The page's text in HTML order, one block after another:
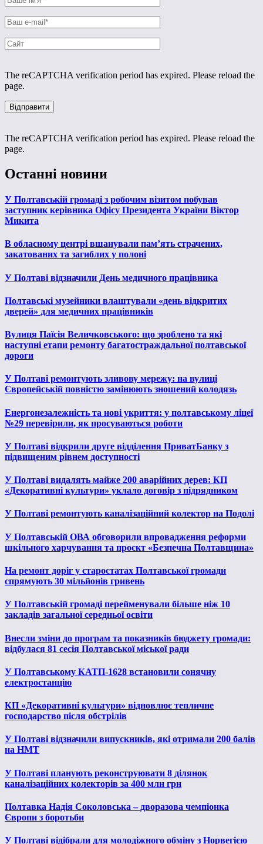
The reCAPTCHA verification period has expired. Please reload the
page.
The reCAPTCHA verification period has expired. Please reload the
page.
Останні новини
У Полтавській громаді з робочим візитом побував
заступник керівника Офісу Президента України Віктор
Микита
В обласному центрі вшанували пам’ять страчених,
закатованих та загиблих у полоні
У Полтаві відзначили День медичного працівника
Полтавські музейники влаштували «день відкритих
дверей» для медичних працівників
Вулиця Паїсія Величковського: що зроблено та які
наступні етапи ремонту багатостраждальної полтавської
дороги
У Полтаві ремонтують зливову мережу: на вулиці
Європейській повністю замінюють зношений колодязь
Енергонезалежність та нові укриття: у полтавському ліцеї
№29 перевірили, як просуваються роботи
У Полтаві відкрили друге відділення ПриватБанку з
підвищеним рівнем доступності
У Полтаві видалять майже 200 аварійних дерев: КП
«Декоративні культури» уклало договір з підрядником
У Полтаві ремонтують каналізаційний колектор на Подолі
У Полтавській ОВА обговорили впровадження реформи
шкільного харчування та проєкт «Безпечна Полтавщина»
На ремонт доріг у старостатах Полтавської громади
спрямують 30 мільйонів гривень
У Полтавській громаді перейменували більше ніж 10
закладів загальної середньої освіти
Внесли зміни до програм та показників бюджету громади:
відбулася 81 сесія Полтавської міської ради
У Полтавському КАТП-1628 встановили сонячну
електростанцію
КП «Декоративні культури» відновлює тепличне
господарство після обстрілів
У Полтаві відзначили випускників, які отримали 200 балів
на НМТ
У Полтаві планують реконструювати 8 ділянок
каналізаційних колекторів за 400 млн грн
Полтавка Надія Соколовська – дворазова чемпіонка
Європи з боротьби
У Полтаві відібрали для молодіжного обміну з Норвегією